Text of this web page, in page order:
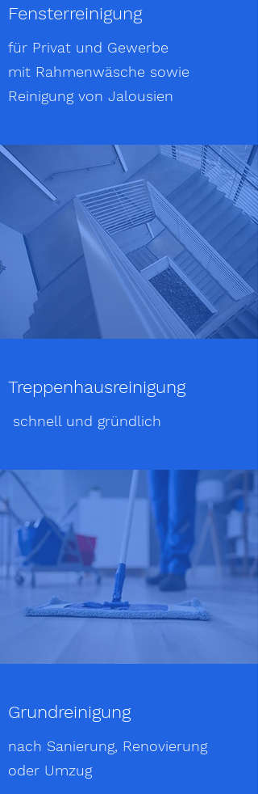
Fensterreinigung
für Privat und Gewerbe
mit Rahmenwäsche sowie
Reinigung von Jalousien
Treppenhausreinigung
schnell und gründlich
Grundreinigung
nach Sanierung, Renovierung
oder Umzug